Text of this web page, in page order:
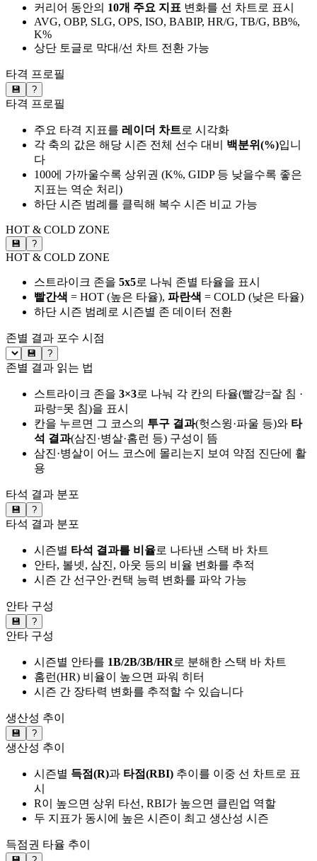
커리어 동안의 10개 주요 지표 변화를 선 차트로 표시
AVG, OBP, SLG, OPS, ISO, BABIP, HR/G, TB/G, BB%,
K%
상단 토글로 막대/선 차트 전환 가능
타격 프로필
💾 ?
타격 프로필
주요 타격 지표를 레이더 차트로 시각화
각 축의 값은 해당 시즌 전체 선수 대비 백분위(%)입니
다
100에 가까울수록 상위권 (K%, GIDP 등 낮을수록 좋은
지표는 역순 처리)
하단 시즌 범례를 클릭해 복수 시즌 비교 가능
HOT & COLD ZONE
💾 ?
HOT & COLD ZONE
스트라이크 존을 5x5로 나눠 존별 타율을 표시
빨간색 = HOT (높은 타율), 파란색 = COLD (낮은 타율)
하단 시즌 범례로 시즌별 존 데이터 전환
존별 결과 포수 시점
💾 ?
존별 결과 읽는 법
스트라이크 존을 3×3로 나눠 각 칸의 타율(빨강=잘 침 ·
파랑=못 침)을 표시
칸을 누르면 그 코스의 투구 결과(헛스윙·파울 등)와 타
석 결과(삼진·병살·홈런 등) 구성이 뜸
삼진·병살이 어느 코스에 몰리는지 보여 약점 진단에 활
용
타석 결과 분포
💾 ?
타석 결과 분포
시즌별 타석 결과를 비율로 나타낸 스택 바 차트
안타, 볼넷, 삼진, 아웃 등의 비율 변화를 추적
시즌 간 선구안·컨택 능력 변화를 파악 가능
안타 구성
💾 ?
안타 구성
시즌별 안타를 1B/2B/3B/HR로 분해한 스택 바 차트
홈런(HR) 비율이 높으면 파워 히터
시즌 간 장타력 변화를 추적할 수 있습니다
생산성 추이
💾 ?
생산성 추이
시즌별 득점(R)과 타점(RBI) 추이를 이중 선 차트로 표
시
R이 높으면 상위 타선, RBI가 높으면 클린업 역할
두 지표가 동시에 높은 시즌이 최고 생산성 시즌
득점권 타율 추이